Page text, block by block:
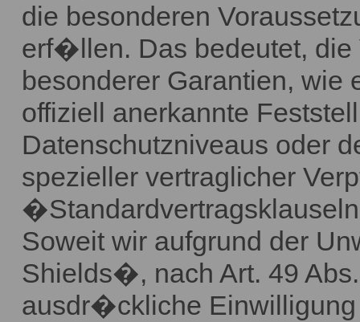
die besonderen
erf�llen. Das bedeutet, die
besonderer Garantien, wie
offiziell anerkannte
Datenschutzniveaus oder
spezieller vertraglicher
Soweit wir aufgrund der
Shields�, nach Art. 49
ausdr�ckliche